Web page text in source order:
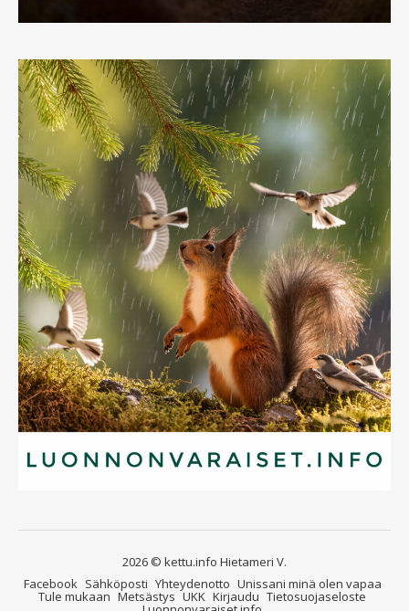
2026 © kettu.info Hietameri V.
Facebook Sähköposti Yhteydenotto Unissani minä olen vapaa
Tule mukaan Metsästys UKK Kirjaudu Tietosuojaseloste